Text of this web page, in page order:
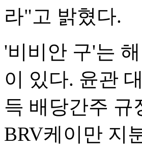
라"고 밝혔다.
'비비안 구'는
이 있다. 윤관
득 배당간주 규
BRV케이만 지